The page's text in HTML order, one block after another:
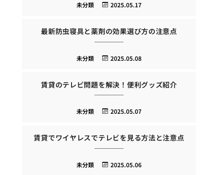
2025.05.17
未分類
最新防虫寝具と薬剤の効果選び方の注意点
2025.05.08
未分類
賃貸のテレビ問題を解決！便利グッズ紹介
2025.05.07
未分類
賃貸でワイヤレスでテレビを見る方法と注意点
2025.05.06
未分類